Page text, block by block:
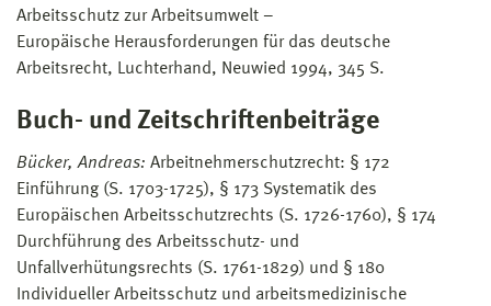
Arbeitsschutz zur Arbeitsumwelt –
Europäische Herausforderungen für das deutsche
Arbeitsrecht, Luchterhand, Neuwied 1994, 345 S.
Buch- und Zeitschriftenbeiträge
Bücker, Andreas: Arbeitnehmerschutzrecht: § 172
Einführung (S. 1703-1725), § 173 Systematik des
Europäischen Arbeitsschutzrechts (S. 1726-1760), § 174
Durchführung des Arbeitsschutz- und
Unfallverhütungsrechts (S. 1761-1829) und § 180
Individueller Arbeitsschutz und arbeitsmedizinische